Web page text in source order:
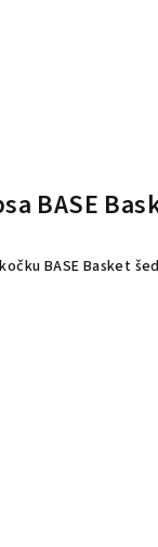
BASE
BASE Basket